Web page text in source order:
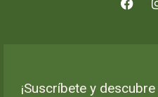
¡Suscríbete y